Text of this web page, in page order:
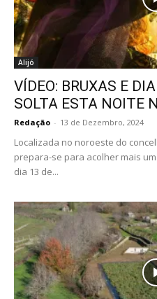
Alijó
VÍDEO: BRUXAS E
SOLTA ESTA NOITE
Redação - 13 de Dezembro, 2024
Localizada no noroeste do
prepara-se para acolher mais
dia 13 de...